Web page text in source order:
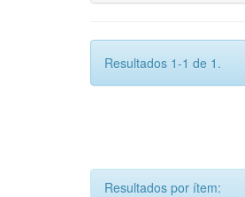
Resultados 1-1 de 1.
Resultados por ítem: